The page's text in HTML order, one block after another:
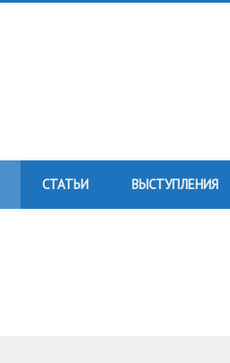
СТАТЬИ ВЫСТУПЛЕНИЯ